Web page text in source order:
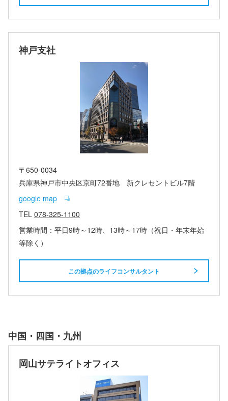
神戸支社
〒650-0034
兵庫県神戸市中央区京町72番地 新クレセントビル7階
google map
TEL 078-325-1100
営業時間：平日9時～12時、13時～17時（祝日・年末年始
等除く）
この拠点のライフコンサルタント
中国・四国・九州
岡山サテライトオフィス